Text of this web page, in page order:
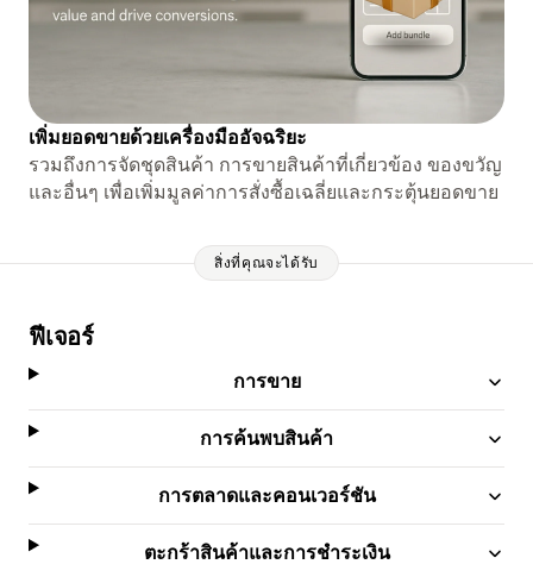
เพิ่มยอดขายด้วยเครื่องมืออัจฉริยะ
รวมถึงการจัดชุดสินค้า การขายสินค้าที่เกี่ยวข้อง ของขวัญ
และอื่นๆ เพื่อเพิ่มมูลค่าการสั่งซื้อเฉลี่ยและกระตุ้นยอดขาย
สิ่งที่คุณจะได้รับ
ฟีเจอร์
การขาย
การค้นพบสินค้า
การตลาดและคอนเวอร์ชัน
ตะกร้าสินค้าและการชำระเงิน